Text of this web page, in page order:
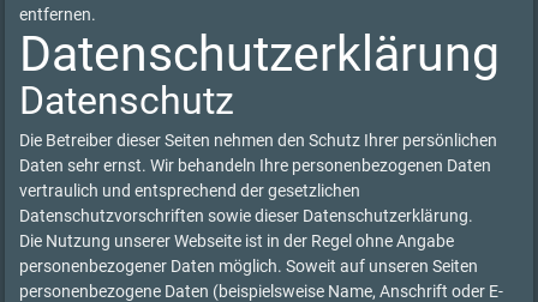
entfernen.
Datenschutzerklärung
Datenschutz
Die Betreiber dieser Seiten nehmen den Schutz Ihrer persönlichen
Daten sehr ernst. Wir behandeln Ihre personenbezogenen Daten
vertraulich und entsprechend der gesetzlichen
Datenschutzvorschriften sowie dieser Datenschutzerklärung.
Die Nutzung unserer Webseite ist in der Regel ohne Angabe
personenbezogener Daten möglich. Soweit auf unseren Seiten
personenbezogene Daten (beispielsweise Name, Anschrift oder E-